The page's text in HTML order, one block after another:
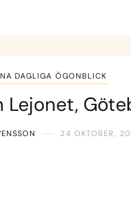
DAGLIGA ÖGONBLICK
Lejonet,
24 OKTOBER,